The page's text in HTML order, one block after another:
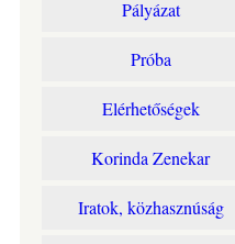
Pályázat
Próba
Elérhetőségek
Korinda Zenekar
Iratok, közhasznúság